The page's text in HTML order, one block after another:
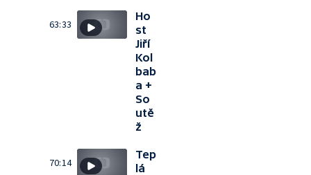
63:33
Ho
st
Jiří
Kol
bab
a +
So
utě
ž
70:14
Tep
lá